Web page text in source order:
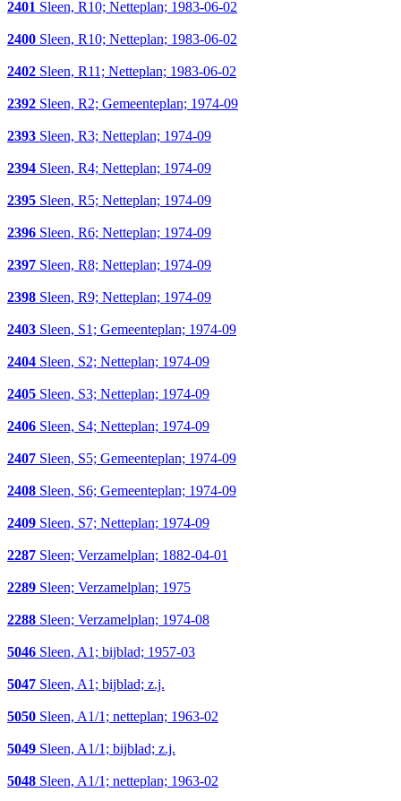
2401 Sleen, R10; Netteplan; 1983-06-02
2400 Sleen, R10; Netteplan; 1983-06-02
2402 Sleen, R11; Netteplan; 1983-06-02
2392 Sleen, R2; Gemeenteplan; 1974-09
2393 Sleen, R3; Netteplan; 1974-09
2394 Sleen, R4; Netteplan; 1974-09
2395 Sleen, R5; Netteplan; 1974-09
2396 Sleen, R6; Netteplan; 1974-09
2397 Sleen, R8; Netteplan; 1974-09
2398 Sleen, R9; Netteplan; 1974-09
2403 Sleen, S1; Gemeenteplan; 1974-09
2404 Sleen, S2; Netteplan; 1974-09
2405 Sleen, S3; Netteplan; 1974-09
2406 Sleen, S4; Netteplan; 1974-09
2407 Sleen, S5; Gemeenteplan; 1974-09
2408 Sleen, S6; Gemeenteplan; 1974-09
2409 Sleen, S7; Netteplan; 1974-09
2287 Sleen; Verzamelplan; 1882-04-01
2289 Sleen; Verzamelplan; 1975
2288 Sleen; Verzamelplan; 1974-08
5046 Sleen, A1; bijblad; 1957-03
5047 Sleen, A1; bijblad; z.j.
5050 Sleen, A1/1; netteplan; 1963-02
5049 Sleen, A1/1; bijblad; z.j.
5048 Sleen, A1/1; netteplan; 1963-02